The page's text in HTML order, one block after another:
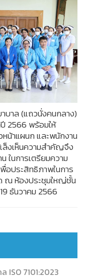
าล (แถวนั่งคนกลาง)
2566 พร้อมให้
น้าแผนก และพนักงาน
ล็งเห็นความสำคัญจึง
ในการเตรียมความ
อประสิทธิภาพในการ
ณ ห้องประชุมใหญ่ชั้น
ธันวาคม 2566
ISO 7101:2023